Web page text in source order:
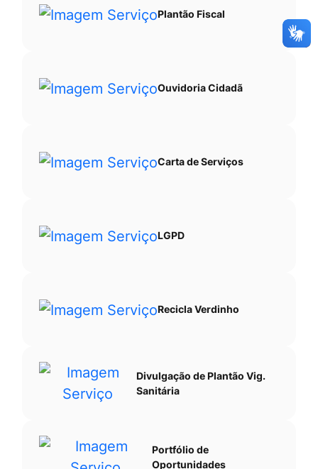
Plantão Fiscal
Ouvidoria Cidadã
Carta de Serviços
LGPD
Recicla Verdinho
Divulgação de Plantão Vig.
Sanitária
Portfólio de
Oportunidades